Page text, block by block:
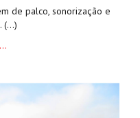
de palco, sonorização e
(...)